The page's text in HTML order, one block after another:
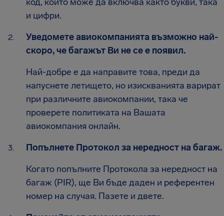
и цифри.
Уведомете авиокомпанията възможно най-
скоро, че багажът Ви не се е появил.
Най-добре е да направите това, преди да
напуснете летището, но изискванията варират
при различните авиокомпании, така че
проверете политиката на Вашата
авиокомпания онлайн.
Попълнете Протокол за нередност на багаж.
Когато попълните Протокола за нередност на
багаж (PIR), ще Ви бъде даден и референтен
номер на случая. Пазете и двете.